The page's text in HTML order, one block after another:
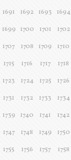
1691 1692 1693 1694
1699 1700 1701 1702
1707 1708 1709 1710
1715 1716 1717 1718
1723 1724 1725 1726
1731 1732 1733 1734
1739 1740 1741 1742
1747 1748 1749 1750
1755 1756 1757 1758